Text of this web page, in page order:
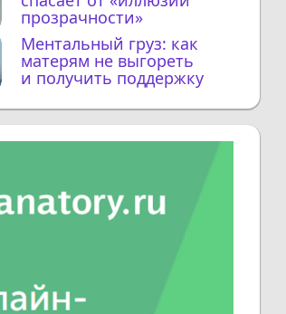
прозрачности»
Ментальный груз: как
матерям не выгореть
и получить поддержку